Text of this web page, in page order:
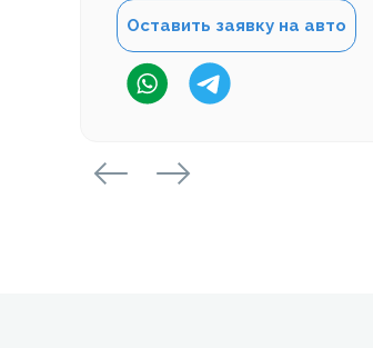
Оставить заявку на авто